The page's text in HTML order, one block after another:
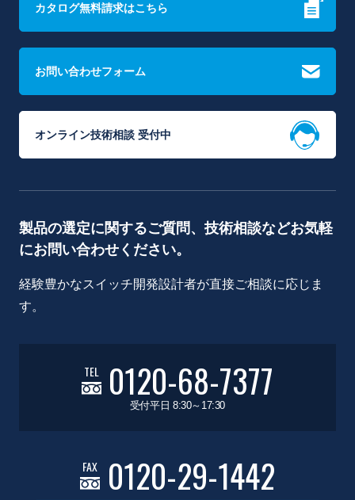
カタログ無料請求はこちら
お問い合わせフォーム
オンライン技術相談 受付中
製品の選定に関するご質問、技術相談などお気軽
にお問い合わせください。
経験豊かなスイッチ開発設計者が直接ご相談に応じま
す。
TEL 0120-68-7377
受付平日 8:30～17:30
FAX 0120-29-1442